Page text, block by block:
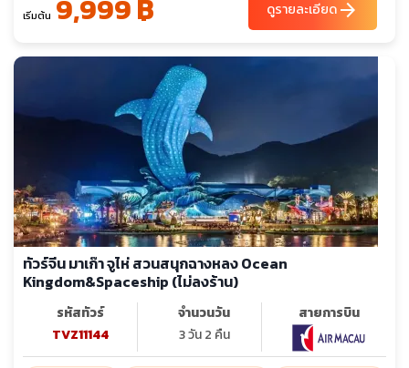
เริ่มต้น 9,999 ฿ ดูรายละเอียดarrow_forward
ทัวร์จีน มาเก๊า จูไห่ สวนสนุกฉางหลง Ocean
Kingdom&Spaceship (ไม่ลงร้าน)
รหัสทัวร์
TVZ11144
จำนวนวัน
3 วัน 2 คืน
สายการบิน